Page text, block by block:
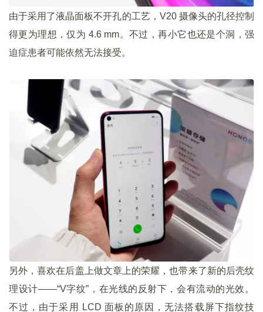
由于采用了液晶面板不开孔的工艺，V20 摄像头的孔径控制
得更为理想，仅为 4.6 mm。不过，再小它也还是个洞，强
迫症患者可能依然无法接受。
另外，喜欢在后盖上做文章上的荣耀，也带来了新的后壳纹
理设计——“V字纹”，在光线的反射下，会有流动的光效。
不过，由于采用 LCD 面板的原因，无法搭载屏下指纹技